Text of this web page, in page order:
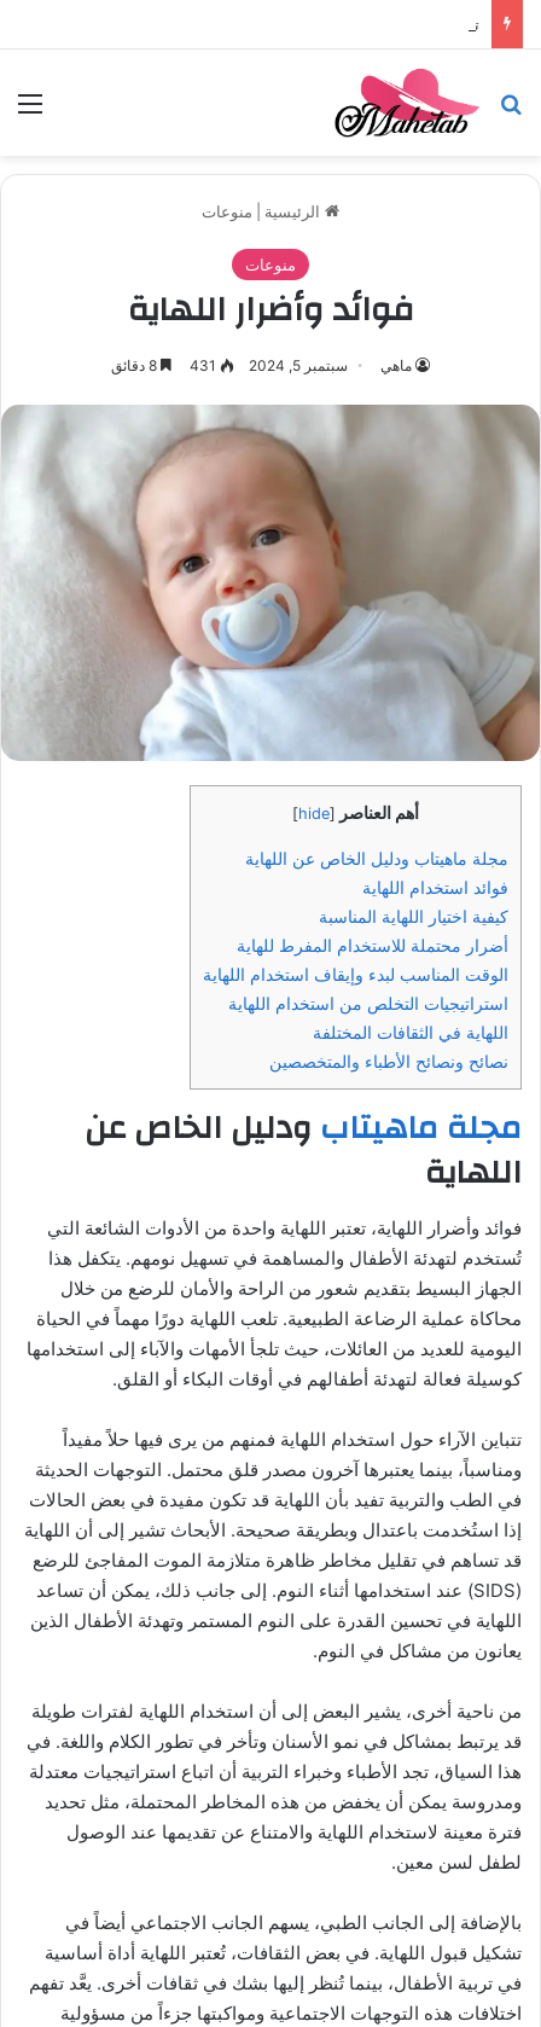
تركيب باركيه في أبوظبي
بحث عن
الرئيسية منوعات
منوعات
فوائد وأضرار اللهاية
ماهي سبتمبر 5, 2024 431
أهم العناصر [
hide
]
مجلة ماهيتاب ودليل الخاص عن اللهاية
فوائد استخدام اللهاية
كيفية اختيار اللهاية المناسبة
أضرار محتملة للاستخدام المفرط للهاية
الوقت المناسب لبدء وإيقاف استخدام اللهاية
استراتيجيات التخلص من استخدام اللهاية
اللهاية في الثقافات المختلفة
نصائح ونصائح الأطباء والمتخصصين
مجلة ماهيتاب ودليل الخاص عن
اللهاية
فوائد وأضرار اللهاية، تعتبر اللهاية واحدة من الأدوات الشائعة التي
تُستخدم لتهدئة الأطفال والمساهمة في تسهيل نومهم. يتكفل هذا
الجهاز البسيط بتقديم شعور من الراحة والأمان للرضع من خلال
محاكاة عملية الرضاعة الطبيعية. تلعب اللهاية دورًا مهماً في الحياة
اليومية للعديد من العائلات، حيث تلجأ الأمهات والآباء إلى استخدامها
كوسيلة فعالة لتهدئة أطفالهم في أوقات البكاء أو القلق.
تتباين الآراء حول استخدام اللهاية فمنهم من يرى فيها حلاً مفيداً
ومناسباً، بينما يعتبرها آخرون مصدر قلق محتمل. التوجهات الحديثة
في الطب والتربية تفيد بأن اللهاية قد تكون مفيدة في بعض الحالات
إذا استُخدمت باعتدال وبطريقة صحيحة. الأبحاث تشير إلى أن اللهاية
قد تساهم في تقليل مخاطر ظاهرة متلازمة الموت المفاجئ للرضع
(SIDS) عند استخدامها أثناء النوم. إلى جانب ذلك، يمكن أن تساعد
اللهاية في تحسين القدرة على النوم المستمر وتهدئة الأطفال الذين
يعانون من مشاكل في النوم.
من ناحية أخرى، يشير البعض إلى أن استخدام اللهاية لفترات طويلة
قد يرتبط بمشاكل في نمو الأسنان وتأخر في تطور الكلام واللغة. في
هذا السياق، تجد الأطباء وخبراء التربية أن اتباع استراتيجيات معتدلة
ومدروسة يمكن أن يخفض من هذه المخاطر المحتملة، مثل تحديد
فترة معينة لاستخدام اللهاية والامتناع عن تقديمها عند الوصول
لطفل لسن معين.
بالإضافة إلى الجانب الطبي، يسهم الجانب الاجتماعي أيضاً في
تشكيل قبول اللهاية. في بعض الثقافات، تُعتبر اللهاية أداة أساسية
في تربية الأطفال، بينما تُنظر إليها بشك في ثقافات أخرى. يعَّد تفهم
اختلافات هذه التوجهات الاجتماعية ومواكبتها جزءاً من مسؤولية